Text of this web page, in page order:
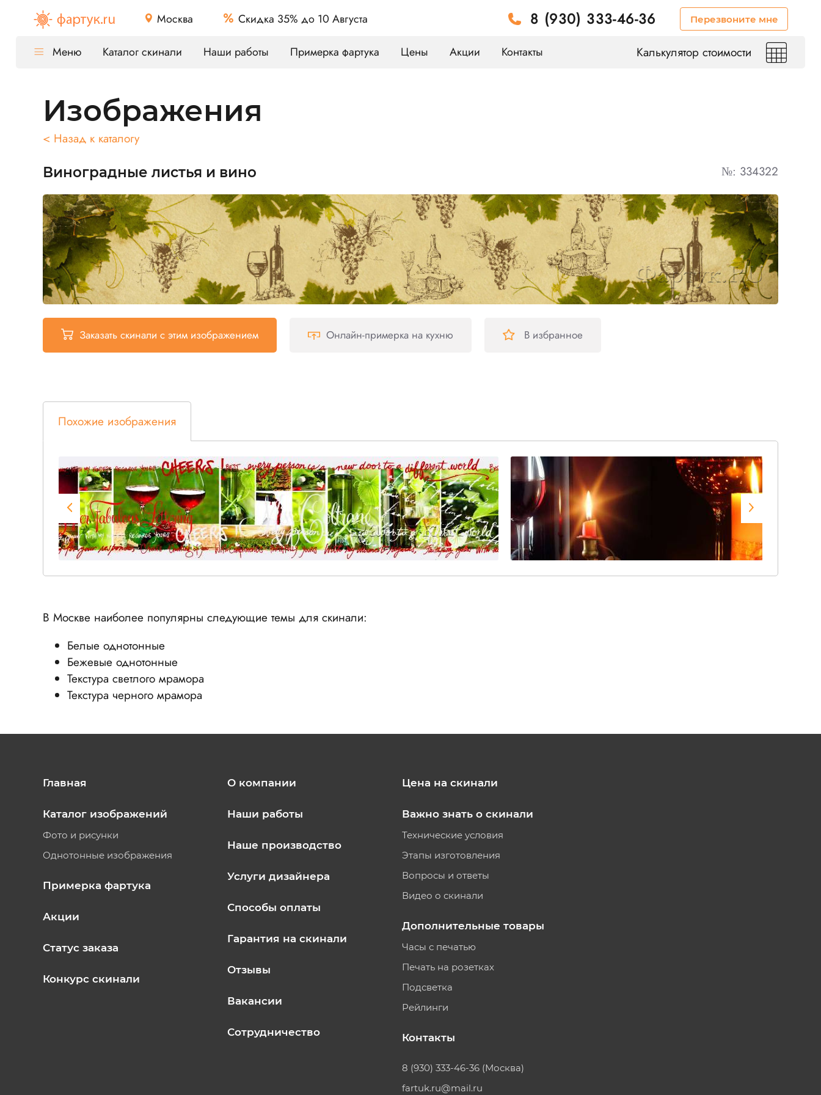
Москва Скидка 35% до 10 Августа 8 (930) 333-46-36 Перезвоните мне
Меню Каталог скинали Наши работы Примерка фартука Цены Акции Контакты Калькулятор стоимости
Изображения
< Назад к каталогу
Виноградные листья и вино №: 334322
Заказать скинали с этим изображением Онлайн-примерка на кухню В избранное
Похожие изображения
В Москве наиболее популярны следующие темы для скинали:
Белые однотонные
Бежевые однотонные
Текстура светлого мрамора
Текстура черного мрамора
Главная
Каталог изображений
Фото и рисунки
Однотонные изображения
Примерка фартука
Акции
Статус заказа
Конкурс скинали
О компании
Наши работы
Наше производство
Услуги дизайнера
Способы оплаты
Гарантия на скинали
Отзывы
Вакансии
Сотрудничество
Цена на скинали
Важно знать о скинали
Технические условия
Этапы изготовления
Вопросы и ответы
Видео о скинали
Дополнительные товары
Часы с печатью
Печать на розетках
Подсветка
Рейлинги
Контакты
8 (930) 333-46-36 (Москва)
fartuk.ru@mail.ru